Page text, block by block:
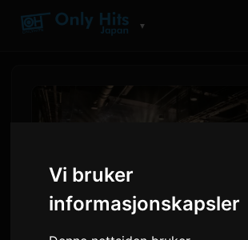
Vi bruker
informasjonskapsler
▼